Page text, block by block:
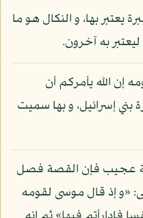
يعتبر بها، و النكال هو ما
به آخرون.
إن الله يأمركم أن
بني إسرائيل، و بها سميت
عجيب فإن القصة فصل
إذ قال موسى لقومه